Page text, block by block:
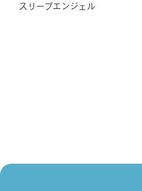
スリープエンジェル